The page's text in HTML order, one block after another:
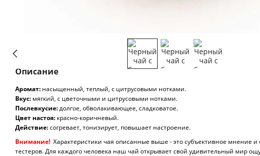
Описание
Аромат: насыщенный, теплый, с цитрусовыми нотками.
Вкус: мягкий, с цветочными и цитрусовыми нотками.
Послевкусие:долгое, обволакивающее, сладковатое.
Цвет настоя: красно-коричневый.
Действие:согревает, тонизирует, повышает настроение.
Внимание! Характеристики чая описанные выше - это субъективное мнение
тестеров. Для каждого человека наш чай открывает свой удивительный мир